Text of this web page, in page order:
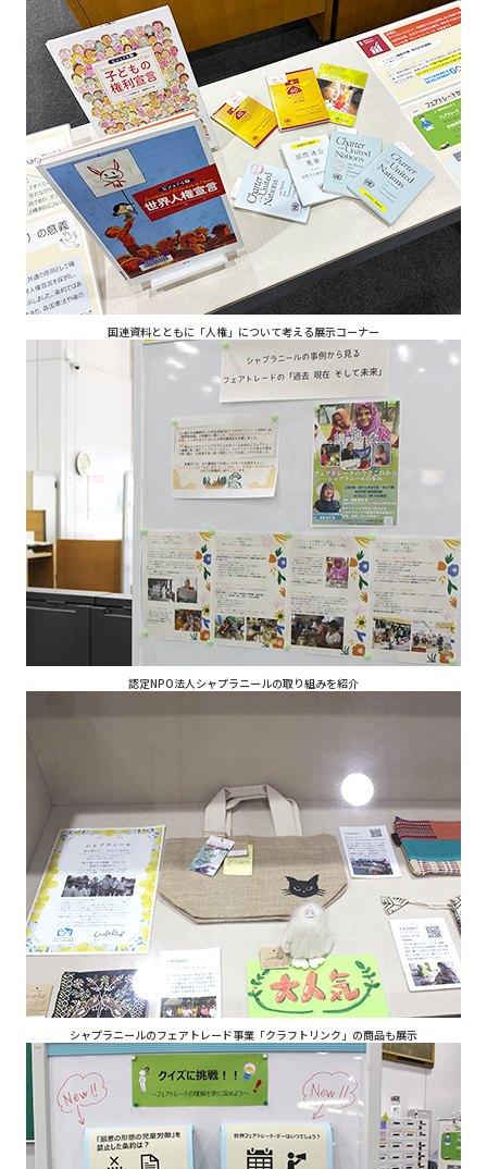
国連資料とともに「人権」について考える展示コーナー
認定NPO法人シャプラニールの取り組みを紹介
シャプラニールのフェアトレード事業「クラフトリンク」の商品も展示